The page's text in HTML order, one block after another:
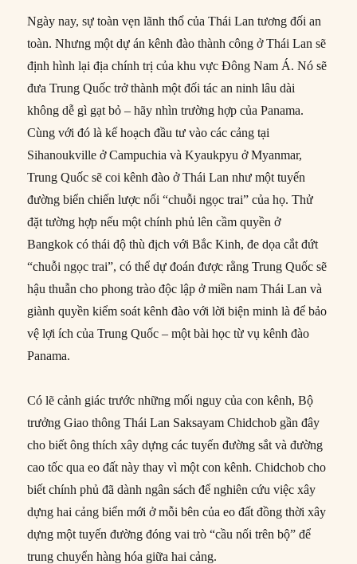
Ngày nay, sự toàn vẹn lãnh thổ của Thái Lan tương đối an
toàn. Nhưng một dự án kênh đào thành công ở Thái Lan sẽ
định hình lại địa chính trị của khu vực Đông Nam Á. Nó sẽ
đưa Trung Quốc trở thành một đối tác an ninh lâu dài
không dễ gì gạt bỏ – hãy nhìn trường hợp của Panama.
Cùng với đó là kế hoạch đầu tư vào các cảng tại
Sihanoukville ở Campuchia và Kyaukpyu ở Myanmar,
Trung Quốc sẽ coi kênh đào ở Thái Lan như một tuyến
đường biển chiến lược nối “chuỗi ngọc trai” của họ. Thử
đặt tường hợp nếu một chính phủ lên cầm quyền ở
Bangkok có thái độ thù địch với Bắc Kinh, đe dọa cắt đứt
“chuỗi ngọc trai”, có thể dự đoán được rằng Trung Quốc sẽ
hậu thuẫn cho phong trào độc lập ở miền nam Thái Lan và
giành quyền kiểm soát kênh đào với lời biện minh là để bảo
vệ lợi ích của Trung Quốc – một bài học từ vụ kênh đào
Panama.
Có lẽ cảnh giác trước những mối nguy của con kênh, Bộ
trưởng Giao thông Thái Lan Saksayam Chidchob gần đây
cho biết ông thích xây dựng các tuyến đường sắt và đường
cao tốc qua eo đất này thay vì một con kênh. Chidchob cho
biết chính phủ đã dành ngân sách để nghiên cứu việc xây
dựng hai cảng biển mới ở mỗi bên của eo đất đồng thời xây
dựng một tuyến đường đóng vai trò “cầu nối trên bộ” để
trung chuyển hàng hóa giữa hai cảng.